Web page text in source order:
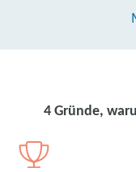
4 Gründe,